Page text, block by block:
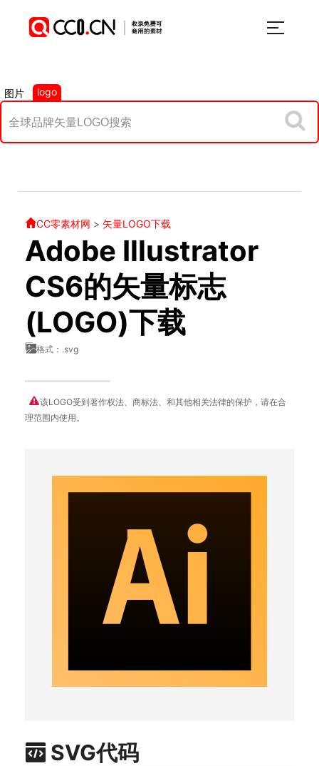
图片 logo
CC零素材网 > 矢量LOGO下载
Adobe Illustrator
CS6的矢量标志
(LOGO)下载
格式：.svg
该LOGO受到著作权法、商标法、和其他相关法律的保护，请在合
理范围内使用。
SVG代码